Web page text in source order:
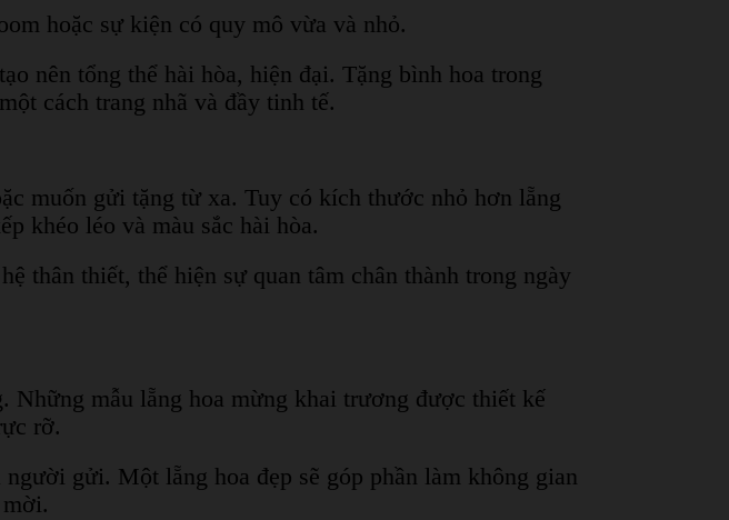
hoặc sự kiện có quy mô vừa và nhỏ.
nên tổng thể hài hòa, hiện đại. Tặng bình hoa trong
cách trang nhã và đầy tinh tế.
muốn gửi tặng từ xa. Tuy có kích thước nhỏ hơn lẵng
khéo léo và màu sắc hài hòa.
thân thiết, thể hiện sự quan tâm chân thành trong ngày
mẫu lẵng hoa mừng khai trương được thiết kế
rỡ.
gửi. Một lẵng hoa đẹp sẽ góp phần làm không gian